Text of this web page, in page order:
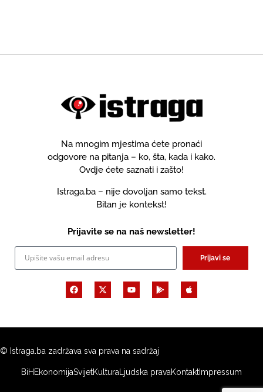
Na mnogim mjestima ćete pronaći
odgovore na pitanja – ko, šta, kada i kako.
Ovdje ćete saznati i zašto!
Istraga.ba – nije dovoljan samo tekst.
Bitan je kontekst!
Prijavite se na naš newsletter!
Prijavi se
© Istraga.ba zadržava sva prava na sadržaj
BiH EkonomijaSvijetKultura Ljudska pravaKontakt Impressum